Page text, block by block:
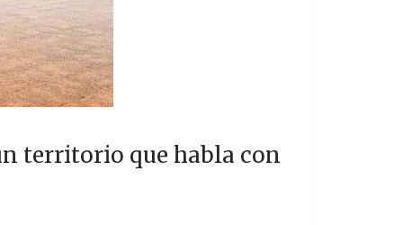
territorio que habla con